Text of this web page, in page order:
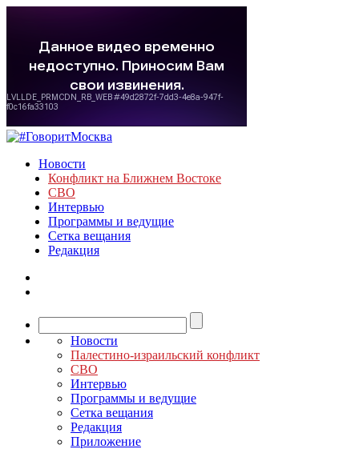
Новости
Конфликт на Ближнем Востоке
СВО
Интервью
Программы и ведущие
Сетка вещания
Редакция
Новости
Палестино-израильский конфликт
СВО
Интервью
Программы и ведущие
Сетка вещания
Редакция
Приложение